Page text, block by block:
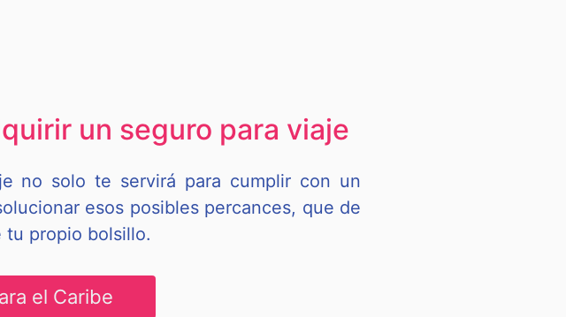
un seguro para viaje
no solo te servirá para cumplir con un
esos posibles percances, que de
tu propio bolsillo.
el Caribe